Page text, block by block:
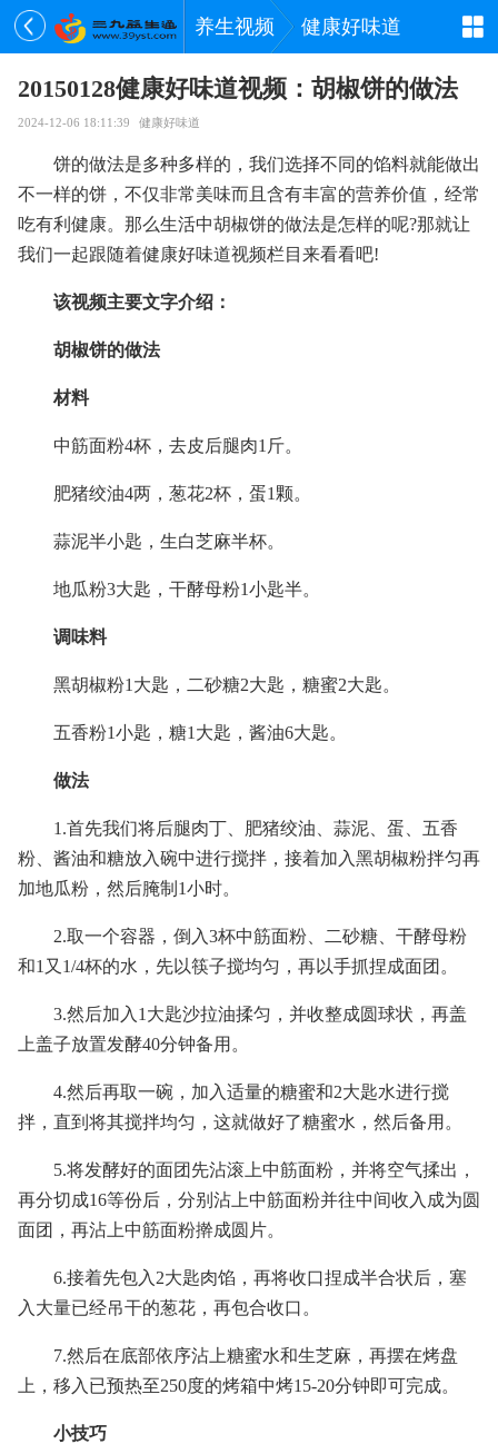
养生视频 健康好味道
20150128健康好味道视频：胡椒饼的做法
2024-12-06 18:11:39 健康好味道
饼的做法是多种多样的，我们选择不同的馅料就能做出
不一样的饼，不仅非常美味而且含有丰富的营养价值，经常
吃有利健康。那么生活中胡椒饼的做法是怎样的呢?那就让
我们一起跟随着健康好味道视频栏目来看看吧!
该视频主要文字介绍：
胡椒饼的做法
材料
中筋面粉4杯，去皮后腿肉1斤。
肥猪绞油4两，葱花2杯，蛋1颗。
蒜泥半小匙，生白芝麻半杯。
地瓜粉3大匙，干酵母粉1小匙半。
调味料
黑胡椒粉1大匙，二砂糖2大匙，糖蜜2大匙。
五香粉1小匙，糖1大匙，酱油6大匙。
做法
1.首先我们将后腿肉丁、肥猪绞油、蒜泥、蛋、五香
粉、酱油和糖放入碗中进行搅拌，接着加入黑胡椒粉拌匀再
加地瓜粉，然后腌制1小时。
2.取一个容器，倒入3杯中筋面粉、二砂糖、干酵母粉
和1又1/4杯的水，先以筷子搅均匀，再以手抓捏成面团。
3.然后加入1大匙沙拉油揉匀，并收整成圆球状，再盖
上盖子放置发酵40分钟备用。
4.然后再取一碗，加入适量的糖蜜和2大匙水进行搅
拌，直到将其搅拌均匀，这就做好了糖蜜水，然后备用。
5.将发酵好的面团先沾滚上中筋面粉，并将空气揉出，
再分切成16等份后，分别沾上中筋面粉并往中间收入成为圆
面团，再沾上中筋面粉擀成圆片。
6.接着先包入2大匙肉馅，再将收口捏成半合状后，塞
入大量已经吊干的葱花，再包合收口。
7.然后在底部依序沾上糖蜜水和生芝麻，再摆在烤盘
上，移入已预热至250度的烤箱中烤15-20分钟即可完成。
小技巧